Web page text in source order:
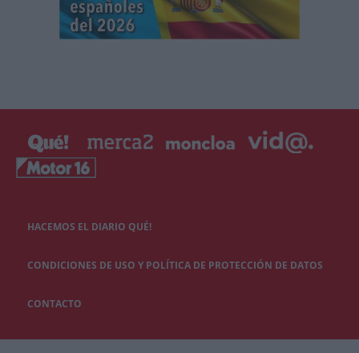
HACEMOS EL DIARIO QUÉ!
CONDICIONES DE USO Y POLÍTICA DE PROTECCIÓN DE DATOS
CONTACTO